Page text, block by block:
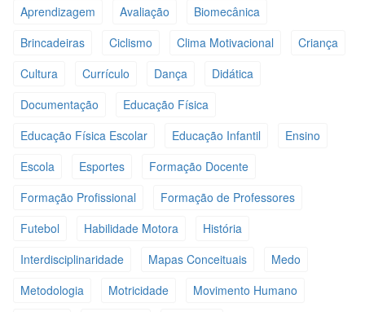
Aprendizagem Avaliação
Biomecânica
Brincadeiras
Ciclismo Clima Motivacional
Criança
Cultura
Currículo Dança
Didática
Documentação
Educação Física
Educação Física Escolar
Educação Infantil
Ensino
Escola
Esportes
Formação Docente
Formação Profissional
Formação de Professores
Futebol
Habilidade Motora
História
Interdisciplinaridade
Mapas Conceituais
Medo
Metodologia
Motricidade
Movimento Humano